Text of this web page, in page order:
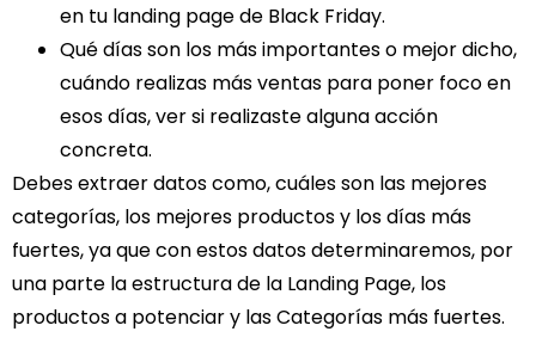
en tu landing page de Black Friday.
Qué días son los más importantes o mejor dicho,
cuándo realizas más ventas para poner foco en
esos días, ver si realizaste alguna acción
concreta.
Debes extraer datos como, cuáles son las mejores
categorías, los mejores productos y los días más
fuertes, ya que con estos datos determinaremos, por
una parte la estructura de la Landing Page, los
productos a potenciar y las Categorías más fuertes.